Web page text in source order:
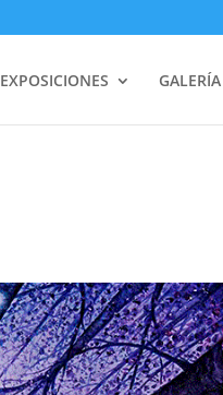
EXPOSICIONES GALERÍA